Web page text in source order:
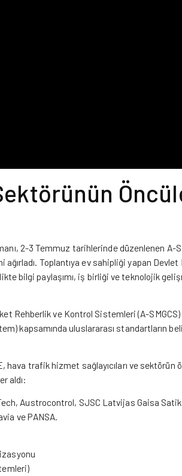
2-3 Temmuz tarihlerinde düzenlenen A-
ağırladı. Toplantıya ev sahipliği yapan
bilgi paylaşımı, iş birliği ve teknolojik
Rehberlik ve Kontrol Sistemleri (A-
kapsamında uluslararası standartların
hava trafik hizmet sağlayıcıları ve sektörün
aldı:
Tech, Austrocontrol, SJSC Latvijas Gaisa
ve PANSA.